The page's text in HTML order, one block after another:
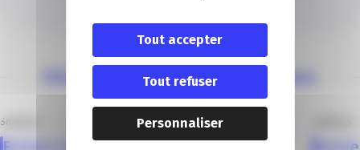
Découvrez nos autres solutions
Solutions
Tout accepter
Tout refuser
Personnaliser